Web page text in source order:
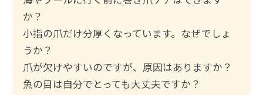
か？
小指の爪だけ分厚くなっています。なぜでしょ
うか？
爪が欠けやすいのですが、原因はありますか？
魚の目は自分でとっても大丈夫ですか？